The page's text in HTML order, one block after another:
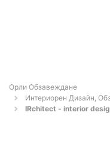
Орли Обзавеждане
Интериорен Дизайн,
IRchitect - interior